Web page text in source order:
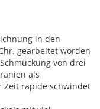
in den
gearbeitet worden
von drei
als
Zeit rapide schwindet